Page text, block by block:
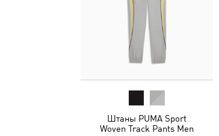
Штаны PUMA Sport
Woven Track Pants Men